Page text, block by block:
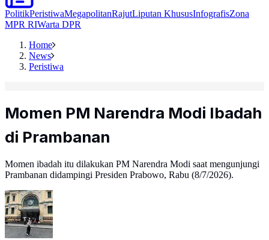
PolitikPeristiwaMegapolitanRajutLiputan KhususInfografisZona
MPR RIWarta DPR
Home
News
Peristiwa
Momen PM Narendra Modi Ibadah
di Prambanan
Momen ibadah itu dilakukan PM Narendra Modi saat mengunjungi
Prambanan didampingi Presiden Prabowo, Rabu (8/7/2026).